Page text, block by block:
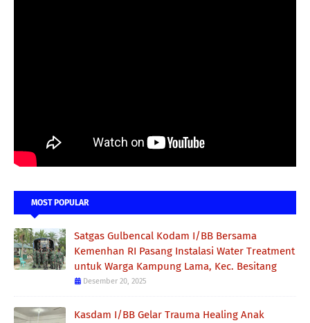
MOST POPULAR
Satgas Gulbencal Kodam I/BB Bersama
Kemenhan RI Pasang Instalasi Water Treatment
untuk Warga Kampung Lama, Kec. Besitang
Desember 20, 2025
Kasdam I/BB Gelar Trauma Healing Anak